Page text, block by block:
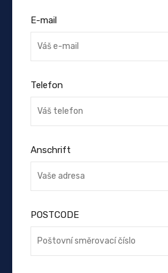
E-mail
Telefon
Anschrift
POSTCODE